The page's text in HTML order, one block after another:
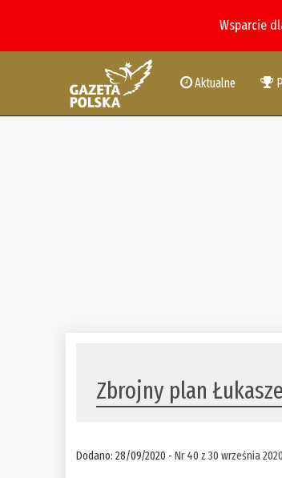
Wsparcie
Aktualne
Zbrojny plan
Dodano: 28/09/2020 -Nr 40 z 30 września 2020